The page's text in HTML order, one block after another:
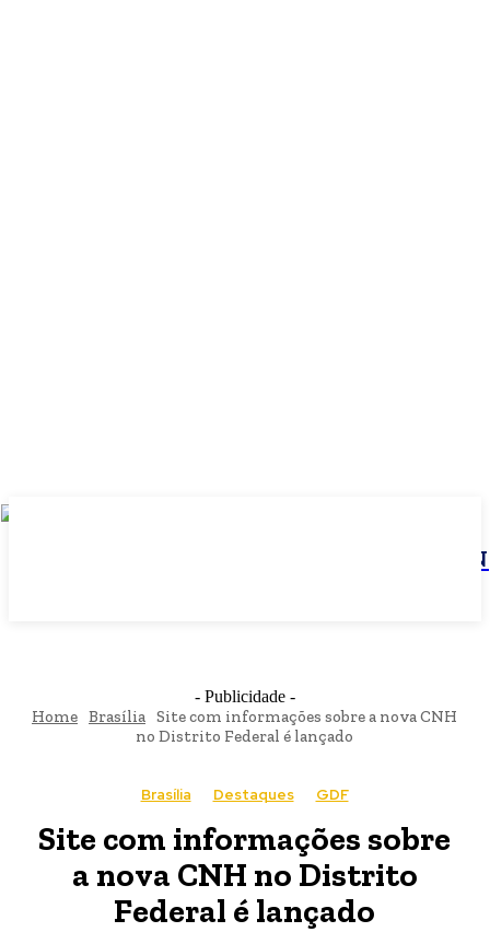
JBN
- Publicidade -
Home Brasília Site com informações sobre a nova CNH
no Distrito Federal é lançado
Brasília Destaques GDF
Site com informações sobre
a nova CNH no Distrito
Federal é lançado